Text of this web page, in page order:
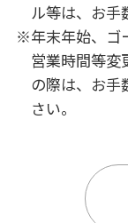
ル等は、お手
※年末年始、ゴ
営業時間等変
の際は、お手
さい。